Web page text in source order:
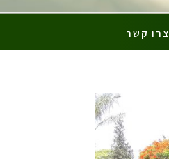
צרו קשר